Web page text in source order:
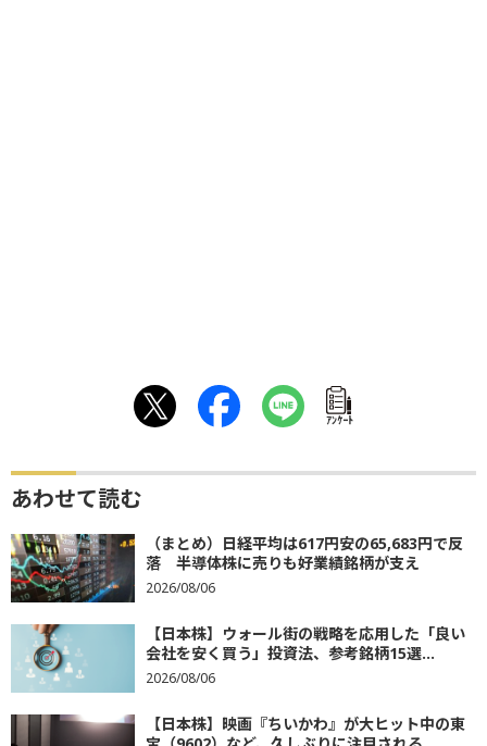
ｱﾝｹｰﾄ
あわせて読む
（まとめ）日経平均は617円安の65,683円で反
落 半導体株に売りも好業績銘柄が支え
2026/08/06
【日本株】ウォール街の戦略を応用した「良い
会社を安く買う」投資法、参考銘柄15選...
2026/08/06
【日本株】映画『ちいかわ』が大ヒット中の東